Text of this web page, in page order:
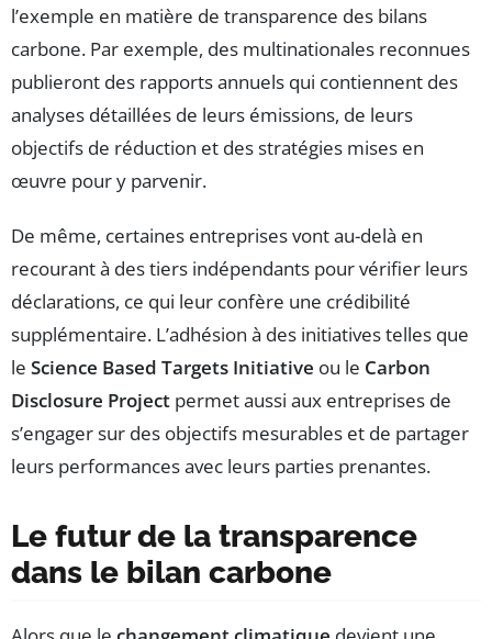
l’exemple en matière de transparence des bilans
carbone. Par exemple, des multinationales reconnues
publieront des rapports annuels qui contiennent des
analyses détaillées de leurs émissions, de leurs
objectifs de réduction et des stratégies mises en
œuvre pour y parvenir.
De même, certaines entreprises vont au-delà en
recourant à des tiers indépendants pour vérifier leurs
déclarations, ce qui leur confère une crédibilité
supplémentaire. L’adhésion à des initiatives telles que
le Science Based Targets Initiative ou le Carbon
Disclosure Project permet aussi aux entreprises de
s’engager sur des objectifs mesurables et de partager
leurs performances avec leurs parties prenantes.
Le futur de la transparence
dans le bilan carbone